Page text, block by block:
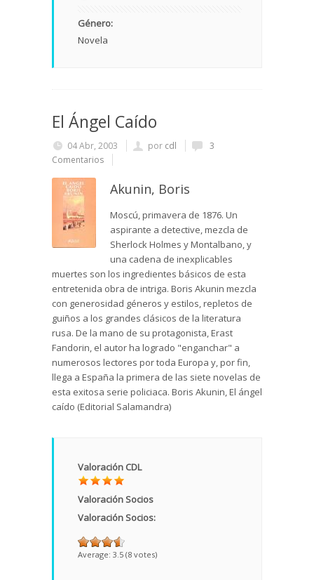
Género:
Novela
El Ángel Caído
04 Abr, 2003 por cdl
3
Comentarios
Akunin, Boris
Moscú, primavera de 1876. Un
aspirante a detective, mezcla de
Sherlock Holmes y Montalbano, y
una cadena de inexplicables
muertes son los ingredientes básicos de esta
entretenida obra de intriga. Boris Akunin mezcla
con generosidad géneros y estilos, repletos de
guiños a los grandes clásicos de la literatura
rusa. De la mano de su protagonista, Erast
Fandorin, el autor ha logrado "enganchar" a
numerosos lectores por toda Europa y, por fin,
llega a España la primera de las siete novelas de
esta exitosa serie policiaca. Boris Akunin, El ángel
caído (Editorial Salamandra)
Valoración CDL
Valoración Socios
Valoración Socios:
Average: 3.5 (8 votes)